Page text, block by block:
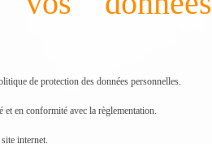
de protection des données personnelles.
et en conformité avec la règlementation.
internet.